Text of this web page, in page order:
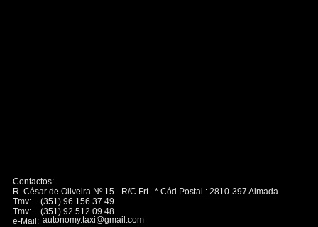
Contactos:
R. César de Oliveira Nº 15 - R/C Frt. * Cód.Postal : 2810-397 Almada
Tmv: +(351) 96 156 37 49
Tmv: +(351) 92 512 09 48
e-Mail: autonomy.taxi@gmail.com